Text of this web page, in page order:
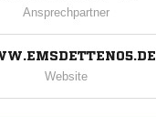
Ansprechpartner
Website